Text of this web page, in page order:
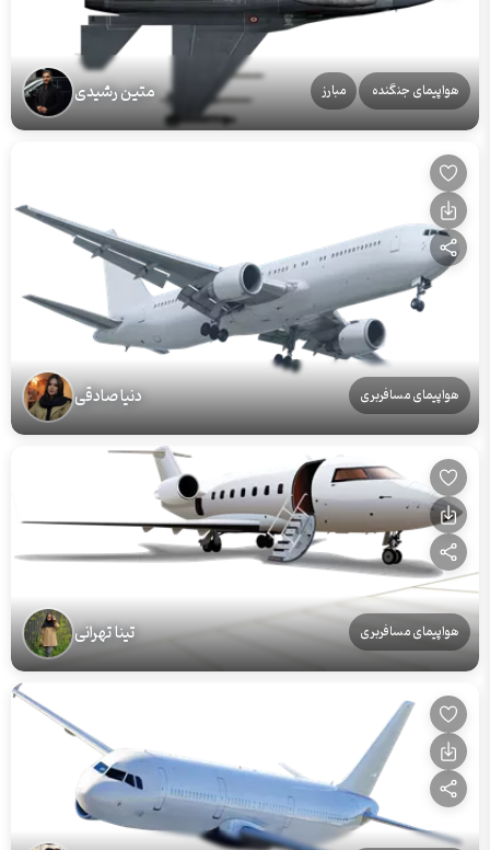
هواپیمای جنگنده مبارز متین رشیدی
هواپیمای مسافربری دنیا صادقی
هواپیمای مسافربری تینا تهرانی